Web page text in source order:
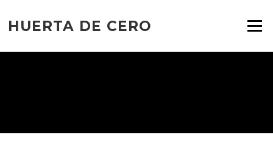
contenido
HUERTA DE CERO Menú